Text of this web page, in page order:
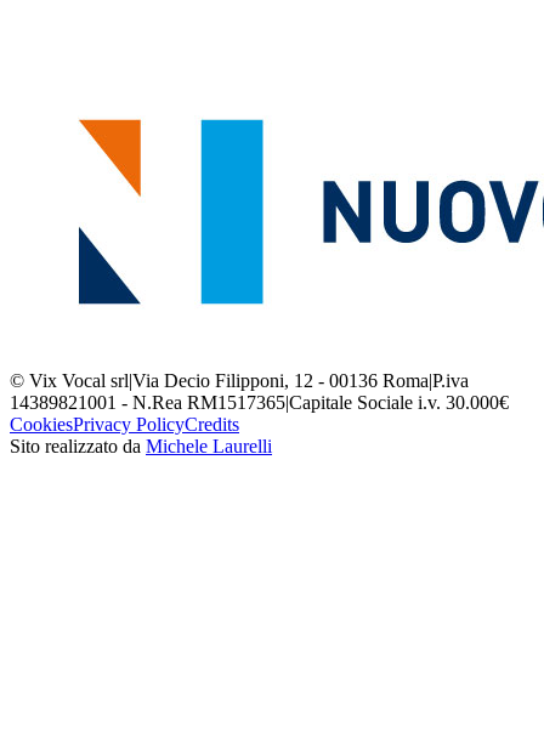
© Vix Vocal srl|Via Decio Filipponi, 12 - 00136 Roma|P.iva
14389821001 - N.Rea RM1517365|Capitale Sociale i.v. 30.000€
CookiesPrivacy PolicyCredits
Sito realizzato da Michele Laurelli